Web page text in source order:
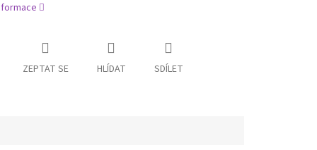
ZEPTAT SE HLÍDAT SDÍLET